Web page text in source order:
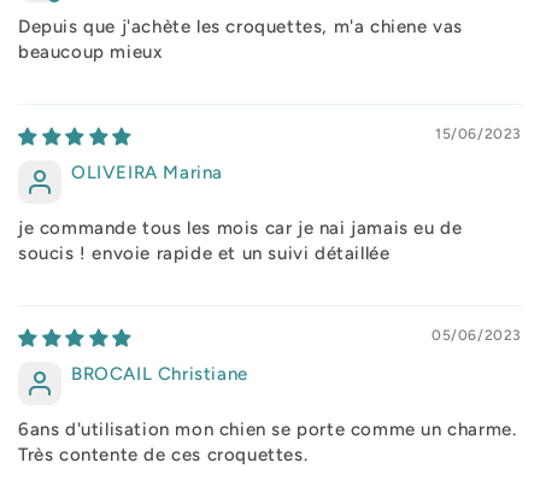
Depuis que j'achète les croquettes, m'a chiene vas
beaucoup mieux
15/06/2023
OLIVEIRA Marina
je commande tous les mois car je nai jamais eu de
soucis ! envoie rapide et un suivi détaillée
05/06/2023
BROCAIL Christiane
6ans d'utilisation mon chien se porte comme un charme.
Très contente de ces croquettes.